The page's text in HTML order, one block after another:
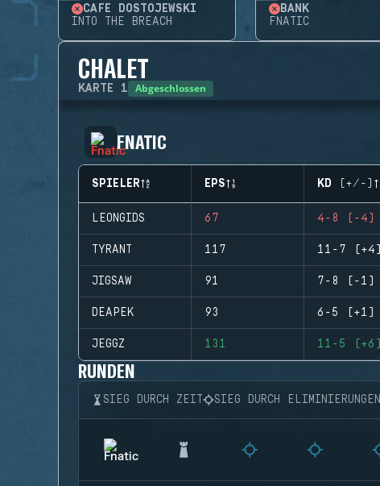
CAFÉ DOSTOJEWSKI
INTO THE BREACH
BANK
FNATIC
CHALET
KARTE 1 Abgeschlossen
FNATIC
SPIELER EPS KD (+/-)
LEONGIDS 67 4-8 (-4)
TYRANT 117 11-7 (+4)
JIGSAW 91 7-8 (-1)
DEAPEK 93 6-5 (+1)
JEGGZ 131 11-5 (+6)
RUNDEN
SIEG DURCH ZEIT SIEG DURCH ELIMINIERUNGEN